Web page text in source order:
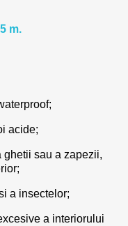
m.
acide;
ghetii sau a zapezii,
a insectelor;
a interiorului